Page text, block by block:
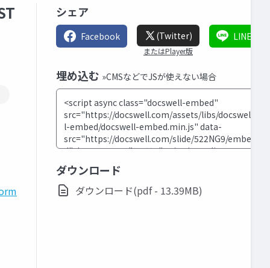
シェア
Facebook (Twitter)
またはPlayer版
LINE
埋め込む »CMSなどでJSが使えない場合
ダウンロード
ダウンロード(pdf - 13.39MB)